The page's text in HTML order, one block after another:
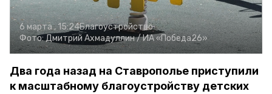
6 марта , 15:24Благоустройство
Фото:Дмитрий Ахмадуллин /ИА «Победа26»
Два года назад на Ставрополье приступили
к масштабному благоустройству детских